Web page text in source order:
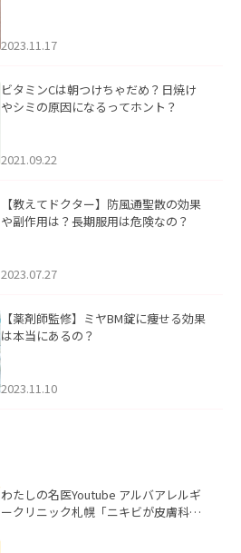
2023.11.17
ビタミンCは朝つけちゃだめ？日焼け
やシミの原因になるってホント？
2021.09.22
【教えてドクター】防風通聖散の効果
や副作用は？長期服用は危険なの？
2023.07.27
【薬剤師監修】ミヤBM錠に痩せる効果
は本当にあるの？
2023.11.10
わたしの名医Youtube アルバアレルギ
ークリニック札幌「ニキビが皮膚科で